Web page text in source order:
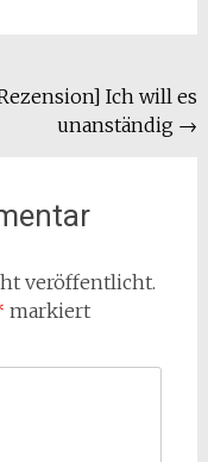
Ich will es
unanständig →
veröffentlicht.
markiert